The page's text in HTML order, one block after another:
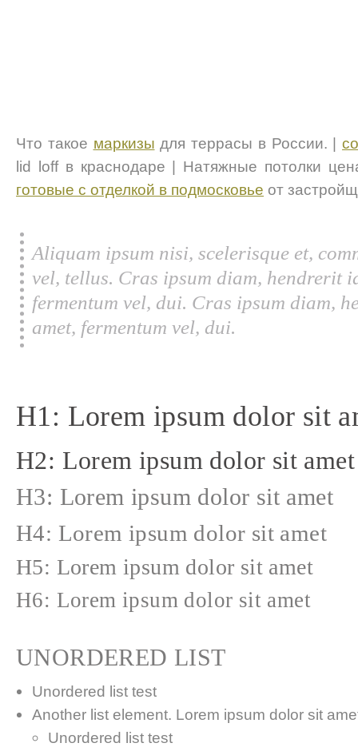
Что такое маркизы для террасы в России. |
lid loff в краснодаре | Натяжные потолки
готовые с отделкой в подмосковье от
Aliquam ipsum nisi, scelerisque et,
vel, tellus. Cras ipsum diam, hendrerit
fermentum vel, dui. Cras ipsum diam,
amet, fermentum vel, dui.
H1: Lorem ipsum dolor sit
H2: Lorem ipsum dolor sit amet
H3: Lorem ipsum dolor sit amet
H4: Lorem ipsum dolor sit amet
H5: Lorem ipsum dolor sit amet
H6: Lorem ipsum dolor sit amet
UNORDERED LIST
Unordered list test
Another list element. Lorem ipsum dolor sit
Unordered list test